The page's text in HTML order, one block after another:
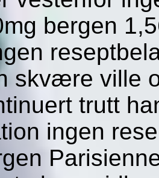
bergen
skvære ville
trutt
ingen